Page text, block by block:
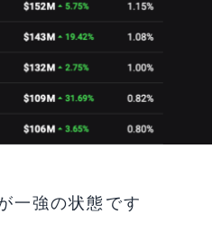
一強の状態です